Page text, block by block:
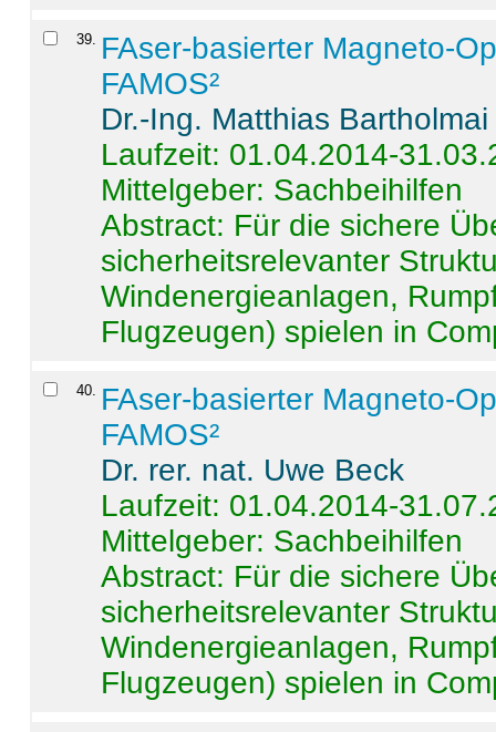
39. FAser-basierter Magneto-
FAMOS²
Dr.-Ing. Matthias Bartholmai
Laufzeit: 01.04.2014-
Mittelgeber: Sachbeihilfen
Abstract: Für die sichere
sicherheitsrelevanter
Windenergieanlagen,
Flugzeugen) spielen in
40. FAser-basierter Magneto-
FAMOS²
Dr. rer. nat. Uwe Beck
Laufzeit: 01.04.2014-
Mittelgeber: Sachbeihilfen
Abstract: Für die sichere
sicherheitsrelevanter
Windenergieanlagen,
Flugzeugen) spielen in